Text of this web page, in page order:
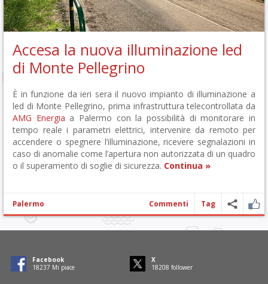
Accesa la nuova illuminazione led
di Monte Pellegrino
È in funzione da ieri sera il nuovo impianto di illuminazione a
led di Monte Pellegrino, prima infrastruttura telecontrollata da
AMG Energia a Palermo con la possibilità di monitorare in
tempo reale i parametri elettrici, intervenire da remoto per
accendere o spegnere l’illuminazione, ricevere segnalazioni in
caso di anomalie come l’apertura non autorizzata di un quadro
o il superamento di soglie di sicurezza. Continua »
Palermo Commenti Tag
Facebook
18671 Mi piace
X
18642 follower